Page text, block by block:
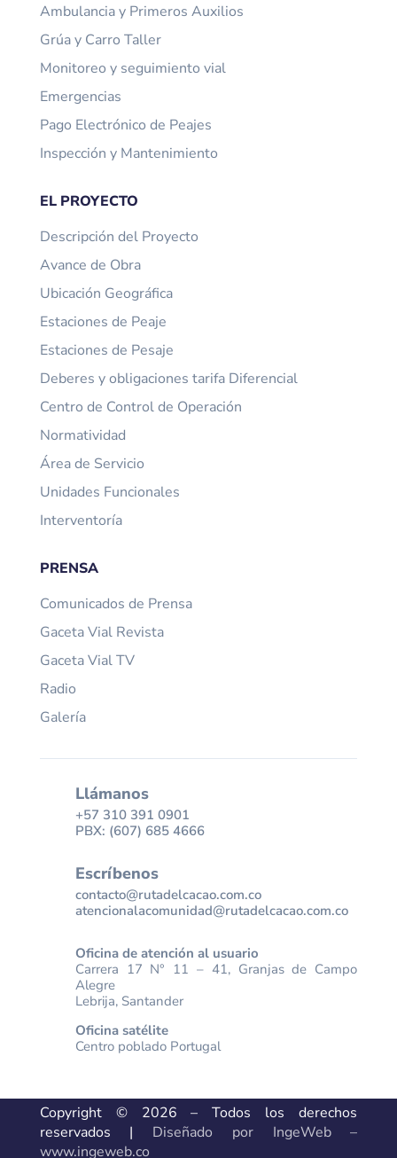
Ambulancia y Primeros Auxilios
Grúa y Carro Taller
Monitoreo y seguimiento vial
Emergencias
Pago Electrónico de Peajes
Inspección y Mantenimiento
EL PROYECTO
Descripción del Proyecto
Avance de Obra
Ubicación Geográfica
Estaciones de Peaje
Estaciones de Pesaje
Deberes y obligaciones tarifa Diferencial
Centro de Control de Operación
Normatividad
Área de Servicio
Unidades Funcionales
Interventoría
PRENSA
Comunicados de Prensa
Gaceta Vial Revista
Gaceta Vial TV
Radio
Galería
Llámanos
+57 310 391 0901
PBX: (607) 685 4666
Escríbenos
contacto@rutadelcacao.com.co
atencionalacomunidad@rutadelcacao.com.co
Oficina de atención al usuario
Carrera 17 N° 11 – 41, Granjas de Campo
Alegre
Lebrija, Santander
Oficina satélite
Centro poblado Portugal
Copyright © 2026 – Todos los derechos
reservados | Diseñado por IngeWeb –
www.ingeweb.co